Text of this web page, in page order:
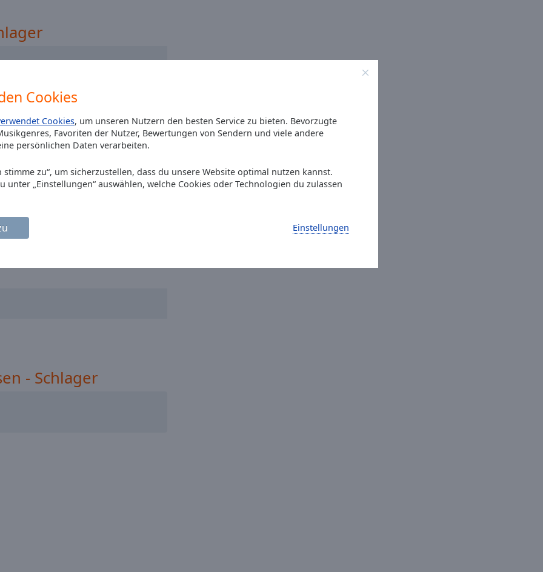
Cookies
Cookies, um unseren Nutzern den besten Service zu bieten. Bevorzugte
Favoriten der Nutzer, Bewertungen von Sendern und viele andere
persönlichen Daten verarbeiten.
stimme zu“, um sicherzustellen, dass du unsere Website optimal nutzen kannst.
unter „Einstellungen“ auswählen, welche Cookies oder Technologien du zulassen
Einstellungen
- Schlager